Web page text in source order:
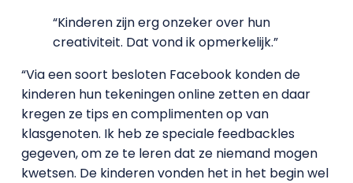
“Kinderen zijn erg onzeker over hun
creativiteit. Dat vond ik opmerkelijk.”
“Via een soort besloten Facebook konden de
kinderen hun tekeningen online zetten en daar
kregen ze tips en complimenten op van
klasgenoten. Ik heb ze speciale feedbackles
gegeven, om ze te leren dat ze niemand mogen
kwetsen. De kinderen vonden het in het begin wel